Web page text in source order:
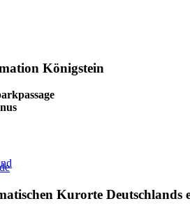
Königstein
Kurorte Deutschlands